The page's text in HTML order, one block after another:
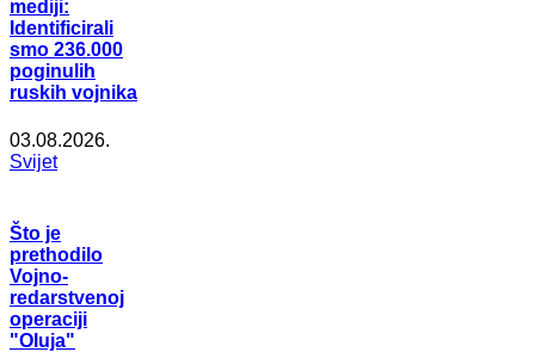
mediji:
Identificirali
smo 236.000
poginulih
ruskih vojnika
03.08.2026.
Svijet
Što je
prethodilo
Vojno-
redarstvenoj
operaciji
"Oluja"